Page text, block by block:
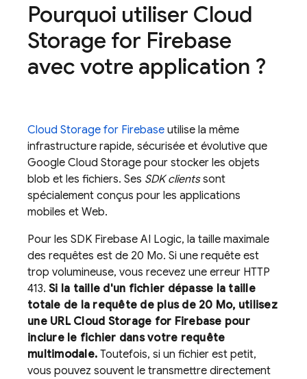
Pourquoi utiliser Cloud
Storage for Firebase
avec votre application ?
Cloud Storage for Firebase utilise la même
infrastructure rapide, sécurisée et évolutive que
Google Cloud Storage pour stocker les objets
blob et les fichiers. Ses SDK clientssont
spécialement conçus pour les applications
mobiles et Web.
Pour les SDK Firebase AI Logic, la taille maximale
des requêtes est de 20 Mo. Si une requête est
trop volumineuse, vous recevez une erreur HTTP
413. Si la taille d'un fichier dépasse la taille
totale de la requête de plus de 20 Mo, utilisez
une URL Cloud Storage for Firebase pour
inclure le fichier dans votre requête
multimodale. Toutefois, si un fichier est petit,
vous pouvez souvent le transmettre directement